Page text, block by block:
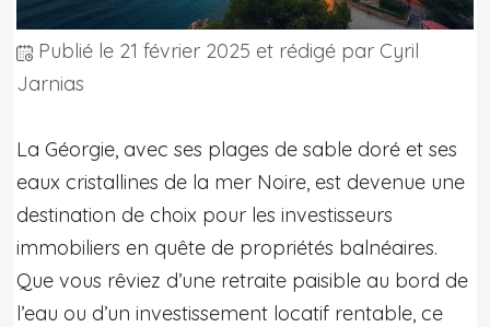
Publié le 21 février 2025 et rédigé par Cyril
Jarnias
La Géorgie, avec ses plages de sable doré et ses
eaux cristallines de la mer Noire, est devenue une
destination de choix pour les investisseurs
immobiliers en quête de propriétés balnéaires.
Que vous rêviez d’une retraite paisible au bord de
l’eau ou d’un investissement locatif rentable, ce